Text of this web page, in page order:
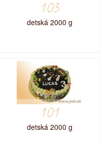
103
detská 2000 g
101
detská 2000 g